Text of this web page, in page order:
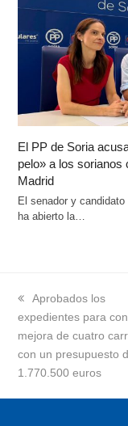
El PP de Soria
pelo» a los sorianos
Madrid
El senador y
ha abierto la…
previous
post:
Aprobados los
expedientes para
mejora de cuatro
con un presupuesto
1.770.500 euros